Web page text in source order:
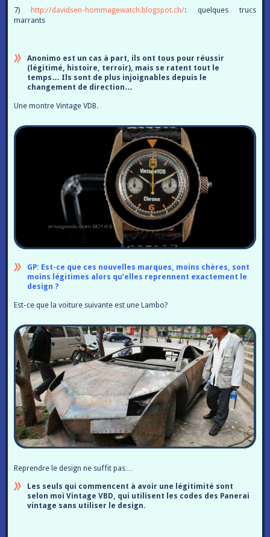
7) http://davidsen-hommagewatch.blogspot.ch/: quelques trucs
marrants
Anonimo est un cas à part, ils ont tous pour réussir
(légitimé, histoire, terroir), mais se ratent tout le
temps… Ils sont de plus injoignables depuis le
changement de direction…
Une montre Vintage VDB.
GP: Est-ce que ces nouvelles marques, moins chères, sont
moins légitimes alors qu’elles reprennent exactement le
design ?
Est-ce que la voiture suivante est une Lambo?
Reprendre le design ne suffit pas…
Les seuls qui commencent à avoir une légitimité sont
selon moi Vintage VBD, qui utilisent les codes des Panerai
vintage sans utiliser le design.